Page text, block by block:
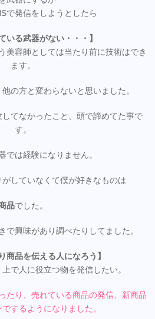
で発信をしようとしたら
いる武器がない・・・】
美容師としては当たり前に技術はでき
ます。
の方と変わらないと思いました。
てなかったこと、頭で諦めてた事で
す。
では経験になりません。
していなくて僕が好きなものは
品でした。
で興味があり調べたりしてました。
商品を伝える人になろう】
で人に役立つ物を発信したい。
たり、売れている商品の発信、新商品
するようになりました。